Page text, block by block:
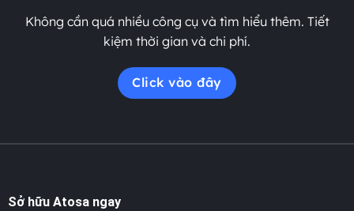
Không cần quá nhiều công cụ và tìm hiểu thêm. Tiết
kiệm thời gian và chi phí.
Click vào đây
Sở hữu Atosa ngay